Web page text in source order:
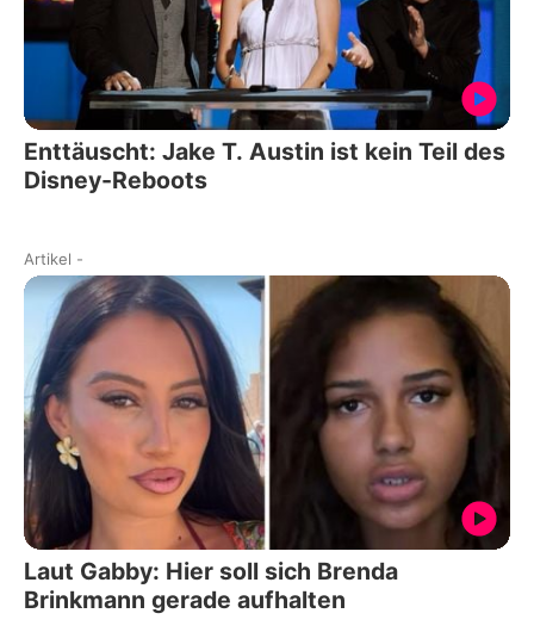
Enttäuscht: Jake T. Austin ist kein Teil des
Disney-Reboots
Artikel -
Laut Gabby: Hier soll sich Brenda
Brinkmann gerade aufhalten